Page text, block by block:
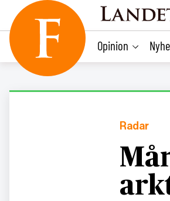
content
Opinion
Radar